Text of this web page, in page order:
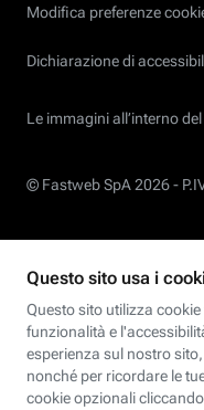
Modifica preferenze
Dichiarazione di
Le immagini all’interno
© Fastweb SpA 2026 -